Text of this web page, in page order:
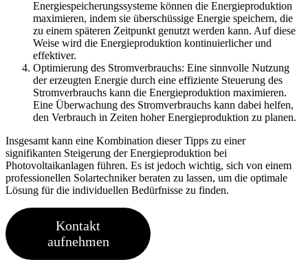
Energiespeicherungssysteme können die Energieproduktion
maximieren, indem sie überschüssige Energie speichern, die
zu einem späteren Zeitpunkt genutzt werden kann. Auf diese
Weise wird die Energieproduktion kontinuierlicher und
effektiver.
Optimierung des Stromverbrauchs: Eine sinnvolle Nutzung
der erzeugten Energie durch eine effiziente Steuerung des
Stromverbrauchs kann die Energieproduktion maximieren.
Eine Überwachung des Stromverbrauchs kann dabei helfen,
den Verbrauch in Zeiten hoher Energieproduktion zu planen.
Insgesamt kann eine Kombination dieser Tipps zu einer
signifikanten Steigerung der Energieproduktion bei
Photovoltaikanlagen führen. Es ist jedoch wichtig, sich von einem
professionellen Solartechniker beraten zu lassen, um die optimale
Lösung für die individuellen Bedürfnisse zu finden.
Kontakt
aufnehmen